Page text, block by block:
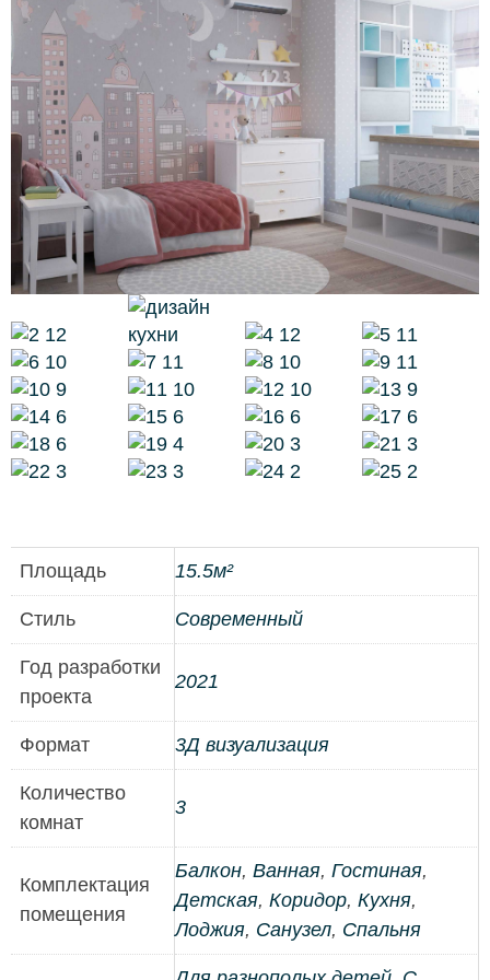
Площадь 15.5м²
Стиль Современный
Год разработки
проекта
2021
Формат 3Д визуализация
Количество
комнат
3
Комплектация
помещения
Балкон, Ванная, Гостиная,
Детская, Коридор, Кухня,
Лоджия, Санузел, Спальня